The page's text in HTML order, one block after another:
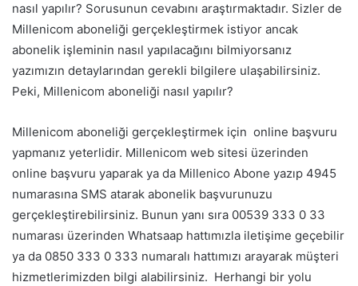
nasıl yapılır? Sorusunun cevabını araştırmaktadır. Sizler de
Millenicom aboneliği gerçekleştirmek istiyor ancak
abonelik işleminin nasıl yapılacağını bilmiyorsanız
yazımızın detaylarından gerekli bilgilere ulaşabilirsiniz.
Peki, Millenicom aboneliği nasıl yapılır?
Millenicom aboneliği gerçekleştirmek için online başvuru
yapmanız yeterlidir. Millenicom web sitesi üzerinden
online başvuru yaparak ya da Millenico Abone yazıp 4945
numarasına SMS atarak abonelik başvurunuzu
gerçekleştirebilirsiniz. Bunun yanı sıra 00539 333 0 33
numarası üzerinden Whatsaap hattımızla iletişime geçebilir
ya da 0850 333 0 333 numaralı hattımızı arayarak müşteri
hizmetlerimizden bilgi alabilirsiniz. Herhangi bir yolu